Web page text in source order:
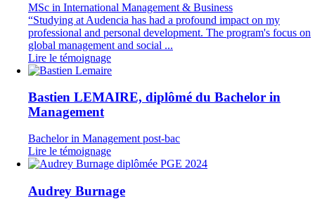
MSc in International Management & Business
“Studying at Audencia has had a profound impact on my
professional and personal development. The program's focus on
global management and social ...
Lire le témoignage
Bastien LEMAIRE, diplômé du Bachelor in
Management
Bachelor in Management post-bac
Lire le témoignage
Audrey Burnage